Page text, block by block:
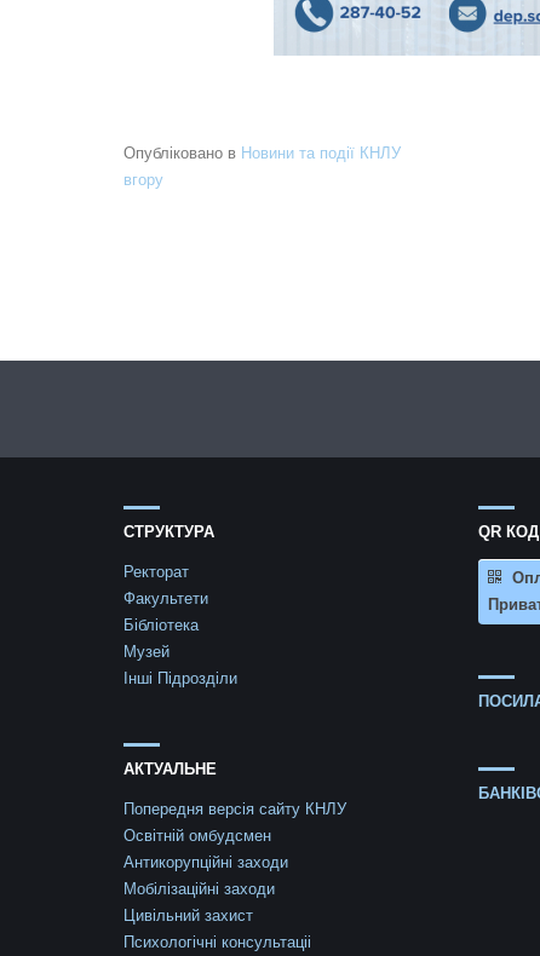
Опубліковано в Новини та події КНЛУ
вгору
СТРУКТУРА
Ректорат
Факультети
Бібліотека
Музей
Інші Підрозділи
АКТУАЛЬНЕ
Попередня версія сайту КНЛУ
Освітній омбудсмен
Антикорупційні заходи
Мобілізаційні заходи
Цивільний захист
Психологічні консультаціі
QR